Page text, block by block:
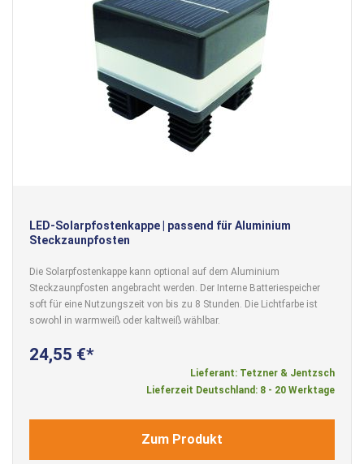
LED-Solarpfostenkappe | passend für Aluminium
Steckzaunpfosten
Die Solarpfostenkappe kann optional auf dem Aluminium
Steckzaunpfosten angebracht werden. Der Interne Batteriespeicher
soft für eine Nutzungszeit von bis zu 8 Stunden. Die Lichtfarbe ist
sowohl in warmweiß oder kaltweiß wählbar.
24,55 €
Lieferant: Tetzner & Jentzsch
Lieferzeit Deutschland: 8 - 20 Werktage
Zum Produkt